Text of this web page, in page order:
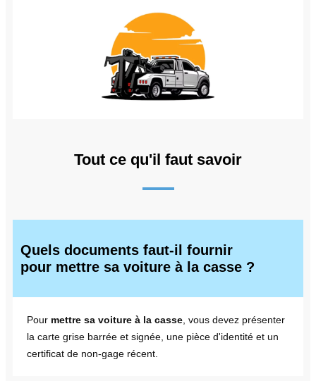
Tout ce qu'il faut savoir
Quels documents faut-il fournir
pour mettre sa voiture à la casse ?
Pour mettre sa voiture à la casse , vous devez présenter
la carte grise barrée et signée, une pièce d'identité et un
certificat de non-gage récent.